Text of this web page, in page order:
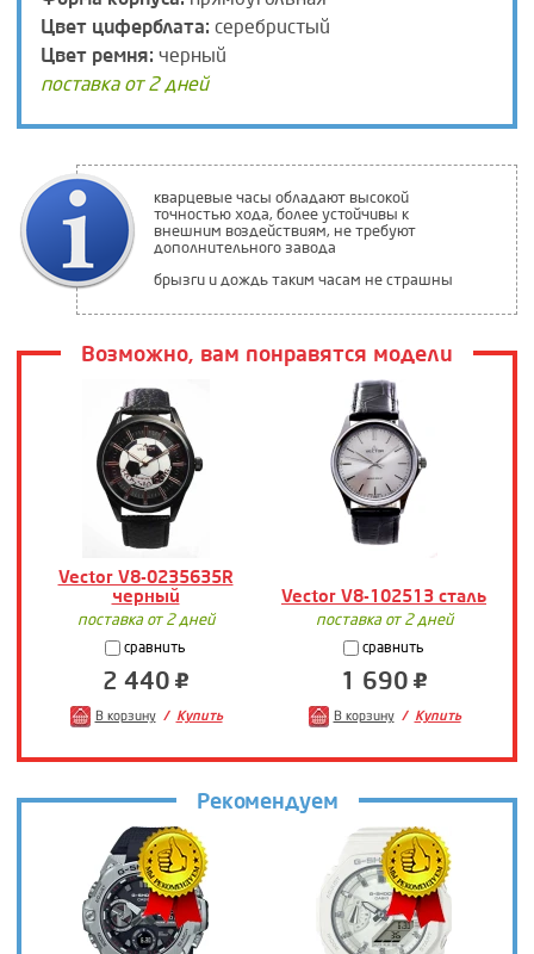
Цвет циферблата: серебристый
Цвет ремня: черный
поставка от 2 дней
кварцевые часы обладают высокой
точностью хода, более устойчивы к
внешним воздействиям, не требуют
дополнительного завода
брызги и дождь таким часам не страшны
Возможно, вам понравятся модели
Vector V8-0235635R
черный
Vector V8-102513 сталь
поставка от 2 дней
сравнить
2 440
В корзину Купить
поставка от 2 дней
сравнить
1 690
В корзину Купить
Рекомендуем